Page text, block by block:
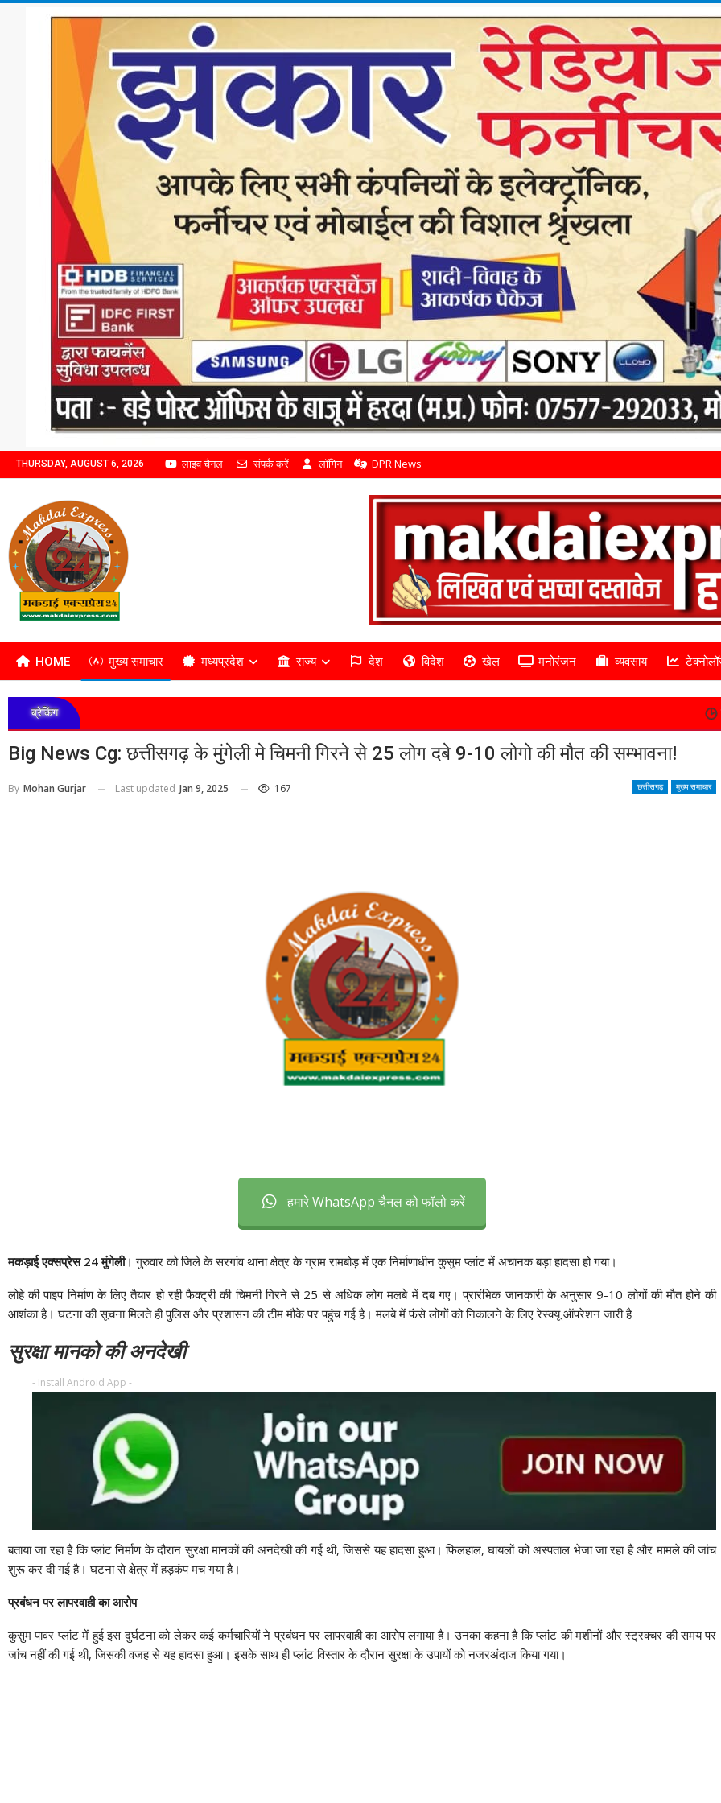
THURSDAY, AUGUST 6, 2026 लाइव चैनल संपर्क करें लॉगिन DPR News
HOME मुख्य समाचार मध्यप्रदेश राज्य देश विदेश खेल मनोरंजन व्यवसाय
ब्रेकिंग विपणन संघ व
Big News Cg: छत्तीसगढ़ के मुंगेली मे चिमनी गिरने से 25 लोग दबे 9-10 लोगो की मौत की सम्भावना!
छत्तीसगढ़ मुख्य समाचार
By Mohan Gurjar Last updated Jan 9, 2025 167
हमारे WhatsApp चैनल को फॉलो करें
मकड़ाई एक्सप्रेस 24 मुंगेली। गुरुवार को जिले के सरगांव थाना क्षेत्र के ग्राम रामबोड़ में एक निर्माणाधीन कुसुम प्लांट में अचानक बड़ा हादसा हो गया।
लोहे की पाइप निर्माण के लिए तैयार हो रही फैक्ट्री की चिमनी गिरने से 25 से अधिक लोग मलबे में दब गए। प्रारंभिक जानकारी के अनुसार 9-10 लोगों की मौत होने की
आशंका है। घटना की सूचना मिलते ही पुलिस और प्रशासन की टीम मौके पर पहुंच गई है। मलबे में फंसे लोगों को निकालने के लिए रेस्क्यू ऑपरेशन जारी है
सुरक्षा मानको की अनदेखी
- Install Android App -
बताया जा रहा है कि प्लांट निर्माण के दौरान सुरक्षा मानकों की अनदेखी की गई थी, जिससे यह हादसा हुआ। फिलहाल, घायलों को अस्पताल भेजा जा रहा है और मामले की जांच
शुरू कर दी गई है। घटना से क्षेत्र में हड़कंप मच गया है।
प्रबंधन पर लापरवाही का आरोप
कुसुम पावर प्लांट में हुई इस दुर्घटना को लेकर कई कर्मचारियों ने प्रबंधन पर लापरवाही का आरोप लगाया है। उनका कहना है कि प्लांट की मशीनों और स्ट्रक्चर की समय पर
जांच नहीं की गई थी, जिसकी वजह से यह हादसा हुआ। इसके साथ ही प्लांट विस्तार के दौरान सुरक्षा के उपायों को नजरअंदाज किया गया।